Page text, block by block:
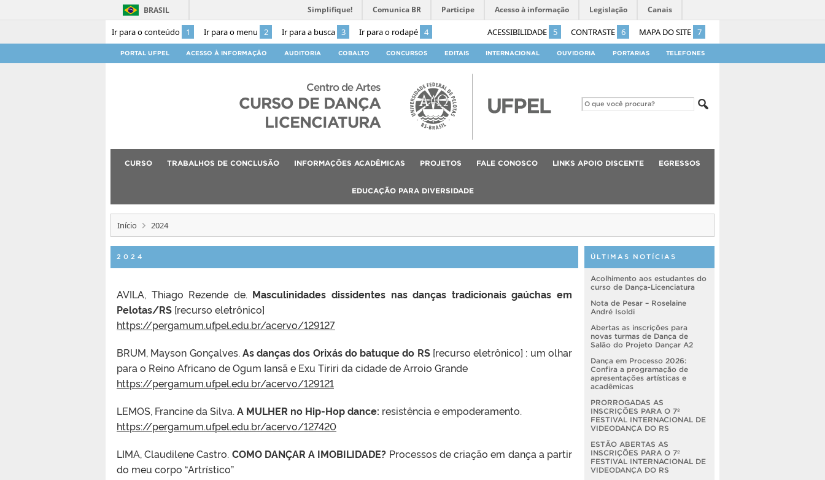
Ir para o conteúdo 1 Ir para o menu 2 Ir para a busca 3 Ir para o rodapé 4 ACESSIBILIDADE 5 CONTRASTE 6 MAPA DO SITE 7
BRASIL Simplifique! Comunica BR Participe Acesso à informação Legislação Canais
PORTAL UFPEL ACESSO À INFORMAÇÃO AUDITORIA COBALTO CONCURSOS EDITAIS INTERNACIONAL OUVIDORIA PORTARIAS TELEFONES
Centro de Artes
CURSO DE DANÇA
LICENCIATURA
CURSO TRABALHOS DE CONCLUSÃO INFORMAÇÕES ACADÊMICAS PROJETOS FALE CONOSCO LINKS APOIO DISCENTE EGRESSOS
EDUCAÇÃO PARA DIVERSIDADE
Início 2024
2024
AVILA, Thiago Rezende de. Masculinidades dissidentes nas danças tradicionais gaúchas em
Pelotas/RS [recurso eletrônico]
https://pergamum.ufpel.edu.br/acervo/129127
BRUM, Mayson Gonçalves. As danças dos Orixás do batuque do RS[recurso eletrônico] : um olhar
para o Reino Africano de Ogum Iansã e Exu Tiriri da cidade de Arroio Grande
https://pergamum.ufpel.edu.br/acervo/129121
LEMOS, Francine da Silva. A MULHER no Hip-Hop dance: resistência e empoderamento.
https://pergamum.ufpel.edu.br/acervo/127420
LIMA, Claudilene Castro. COMO DANÇAR A IMOBILIDADE? Processos de criação em dança a partir
do meu corpo “Artrístico”
ÚLTIMAS NOTÍCIAS
Acolhimento aos estudantes do
curso de Dança-Licenciatura
Nota de Pesar – Roselaine
André Isoldi
Abertas as inscrições para
novas turmas de Dança de
Salão do Projeto Dançar A2
Dança em Processo 2026:
Confira a programação de
apresentações artísticas e
acadêmicas
PRORROGADAS AS
INSCRIÇÕES PARA O 7º
FESTIVAL INTERNACIONAL DE
VIDEODANÇA DO RS
ESTÃO ABERTAS AS
INSCRIÇÕES PARA O 7º
FESTIVAL INTERNACIONAL DE
VIDEODANÇA DO RS